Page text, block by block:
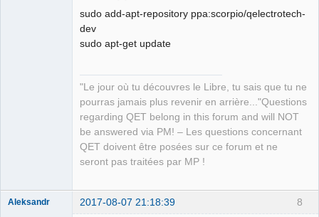
sudo add-apt-repository ppa:scorpio/qelectrotech-
dev
sudo apt-get update
"Le jour où tu découvres le Libre, tu sais que tu ne
pourras jamais plus revenir en arrière..."Questions
regarding QET belong in this forum and will NOT
be answered via PM! – Les questions concernant
QET doivent être posées sur ce forum et ne
seront pas traitées par MP !
8
Aleksandr 2017-08-07 21:18:39